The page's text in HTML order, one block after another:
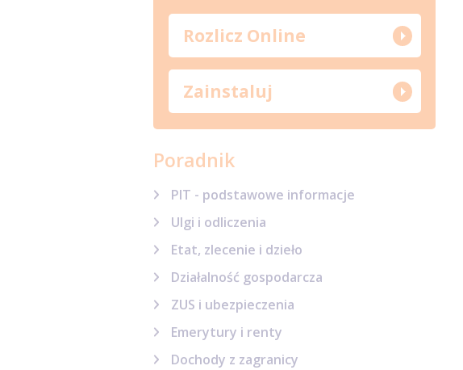
Rozlicz Online
Zainstaluj
Poradnik
PIT - podstawowe informacje
Ulgi i odliczenia
Etat, zlecenie i dzieło
Działalność gospodarcza
ZUS i ubezpieczenia
Emerytury i renty
Dochody z zagranicy